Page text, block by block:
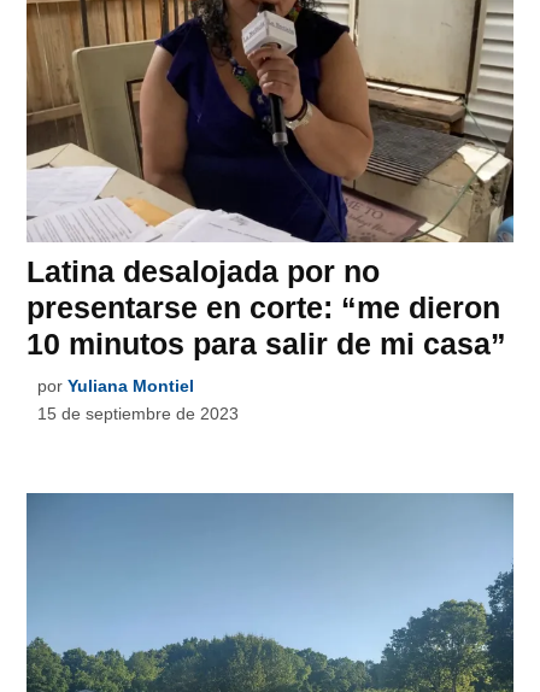
Latina desalojada por no
presentarse en corte: “me dieron
10 minutos para salir de mi casa”
por Yuliana Montiel
15 de septiembre de 2023